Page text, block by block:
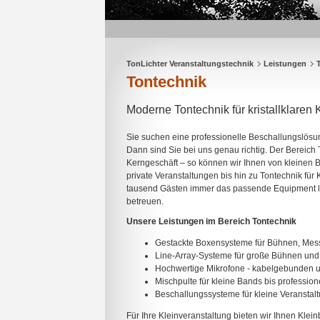
TonLichter Veranstaltungstechnik Leistungen
Tontechnik
Moderne Tontechnik für kristallklaren
Sie suchen eine professionelle
Dann sind Sie bei uns genau richtig. Der Bereich
Kerngeschäft – so können wir Ihnen von kleinen
private Veranstaltungen bis hin zu Tontechnik für
tausend Gästen immer das passende Equipment
betreuen.
Unsere Leistungen im Bereich Tontechnik
Gestackte Boxensysteme für Bühnen,
Line-Array-Systeme für große Bühnen
Hochwertige Mikrofone - kabelgebunden
Mischpulte für kleine Bands bis
Beschallungssysteme für kleine
Für Ihre Kleinveranstaltung bieten wir Ihnen